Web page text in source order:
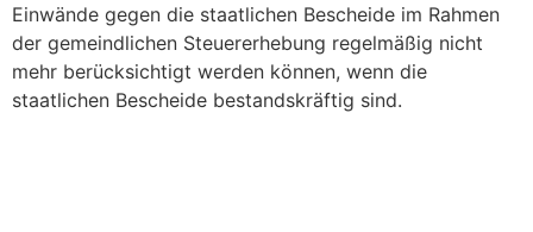
Einwände gegen die staatlichen Bescheide im Rahmen
der gemeindlichen Steuererhebung regelmäßig nicht
mehr berücksichtigt werden können, wenn die
staatlichen Bescheide bestandskräftig sind.